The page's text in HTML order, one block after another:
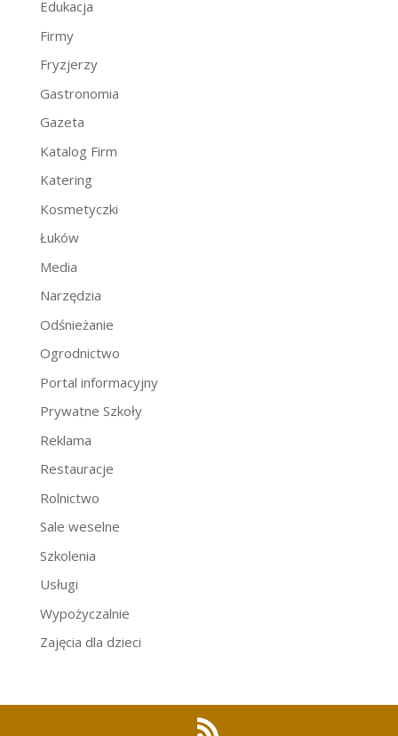
Edukacja
Firmy
Fryzjerzy
Gastronomia
Gazeta
Katalog Firm
Katering
Kosmetyczki
Łuków
Media
Narzędzia
Odśnieżanie
Ogrodnictwo
Portal informacyjny
Prywatne Szkoły
Reklama
Restauracje
Rolnictwo
Sale weselne
Szkolenia
Usługi
Wypożyczalnie
Zajęcia dla dzieci